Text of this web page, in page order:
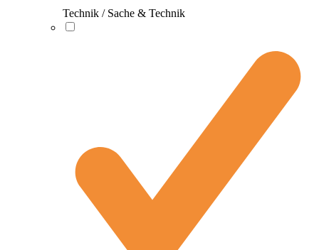
Technik / Sache & Technik